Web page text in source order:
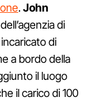
.John
dell’agenzia di
di
a bordo della
il luogo
il carico di 100